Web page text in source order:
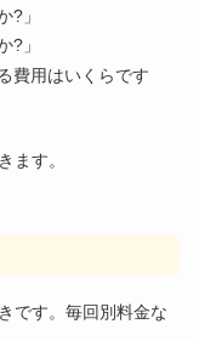
?」
?」
費用はいくらです
ます。
です。毎回別料金な